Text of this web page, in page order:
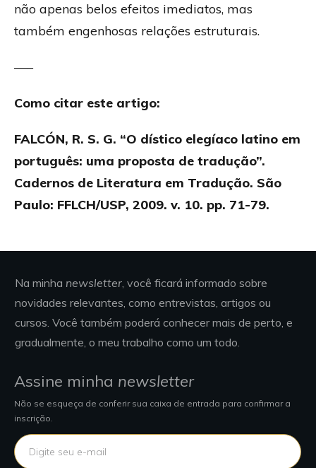
não apenas belos efeitos imediatos, mas
também engenhosas relações estruturais.
—–
Como citar este artigo:
FALCÓN, R. S. G. “O dístico elegíaco latino em
português: uma proposta de tradução”.
Cadernos de Literatura em Tradução. São
Paulo: FFLCH/USP, 2009. v. 10. pp. 71-79.
Na minha newsletter, você ficará informado sobre
novidades relevantes, como entrevistas, artigos ou
cursos. Você também poderá conhecer mais de perto, e
gradualmente, o meu trabalho como um todo.
Assine minha newsletter
Não se esqueça de conferir sua caixa de entrada para confirmar a
inscrição.